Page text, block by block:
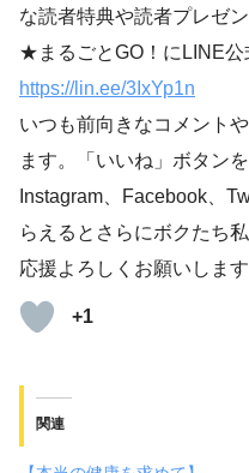
な読者特典や読者プレゼ
★まるごとGO！にLINE公
https://lin.ee/3IxYp1n
いつも前向きなコメント
ます。「いいね」ボタン
Instagram、Facebook、
らえるとさらにボクたち
応援よろしくお願いしま
+1
関連